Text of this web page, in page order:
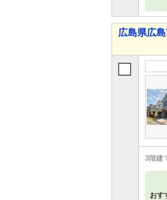
広島県広
3階建
おす